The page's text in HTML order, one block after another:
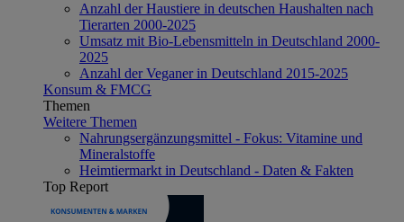
Anzahl der Haustiere in deutschen Haushalten nach
Tierarten 2000-2025
Umsatz mit Bio-Lebensmitteln in Deutschland 2000-
2025
Anzahl der Veganer in Deutschland 2015-2025
Konsum & FMCG
Themen
Weitere Themen
Nahrungsergänzungsmittel - Fokus: Vitamine und
Mineralstoffe
Heimtiermarkt in Deutschland - Daten & Fakten
Top Report